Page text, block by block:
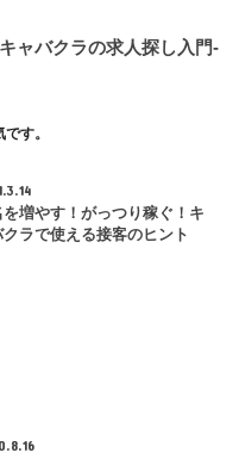
ャバクラの求人探し入門-
す。
を増やす！がっつり稼ぐ！キ
クラで使える接客のヒント